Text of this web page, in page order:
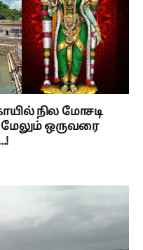
நில மோசடி
மேலும் ஒருவரை